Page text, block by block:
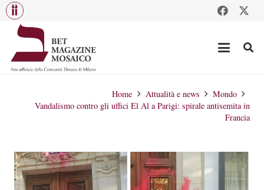
Home Attualità e news
Mondo
Vandalismo contro gli uffici El Al a Parigi: spirale antisemita in
Francia